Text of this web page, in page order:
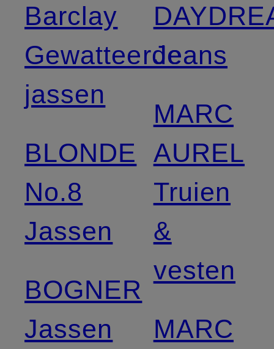
Barclay
Gewatteerde
jassen
BLONDE
No.8
Jassen
BOGNER
Jassen
Jeans
MARC
AUREL
Truien
&
vesten
MARC